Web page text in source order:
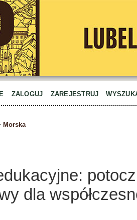
ZALOGUJ ZAREJESTRUJ
Morska
dla